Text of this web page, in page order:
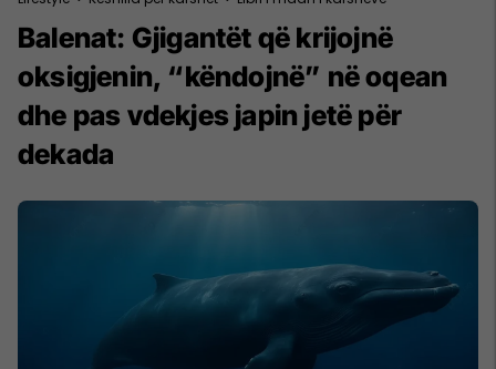
Balenat: Gjigantët që krijojnë
oksigjenin, “këndojnë” në oqean
dhe pas vdekjes japin jetë për
dekada